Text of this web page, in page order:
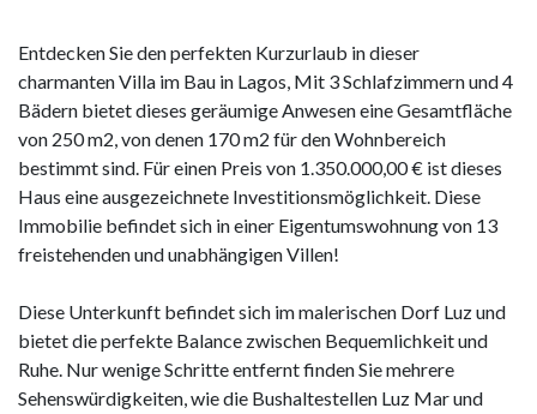
Entdecken Sie den perfekten Kurzurlaub in dieser
charmanten Villa im Bau in Lagos, Mit 3 Schlafzimmern und 4
Bädern bietet dieses geräumige Anwesen eine Gesamtfläche
von 250 m2, von denen 170 m2 für den Wohnbereich
bestimmt sind. Für einen Preis von 1.350.000,00 € ist dieses
Haus eine ausgezeichnete Investitionsmöglichkeit. Diese
Immobilie befindet sich in einer Eigentumswohnung von 13
freistehenden und unabhängigen Villen!
Diese Unterkunft befindet sich im malerischen Dorf Luz und
bietet die perfekte Balance zwischen Bequemlichkeit und
Ruhe. Nur wenige Schritte entfernt finden Sie mehrere
Sehenswürdigkeiten, wie die Bushaltestellen Luz Mar und